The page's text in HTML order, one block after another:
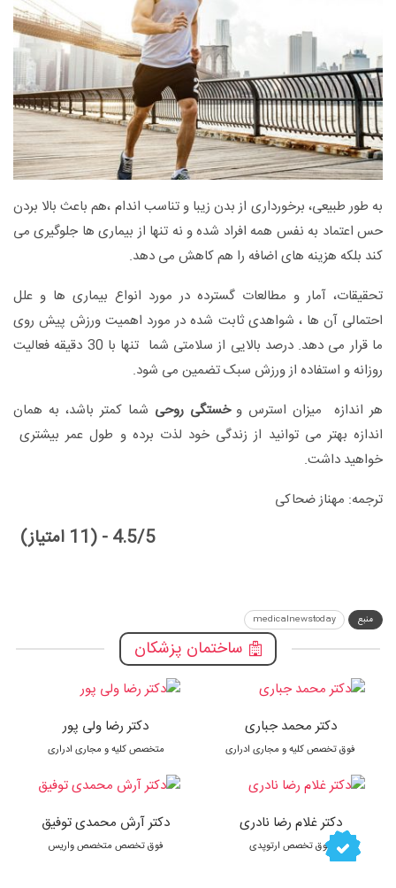
به طور طبیعی، برخورداری از بدن زیبا و تناسب اندام ،هم باعث بالا بردن
حس اعتماد به نفس همه افراد شده و نه تنها از بیماری ها جلوگیری می
کند بلکه هزینه های اضافه را هم کاهش می دهد.
تحقیقات، آمار و مطالعات گسترده در مورد انواع بیماری ها و علل
احتمالی آن ها ، شواهدی ثابت شده در مورد اهمیت ورزش پیش روی
ما قرار می دهد. درصد بالایی از سلامتی شما تنها با 30 دقیقه فعالیت
روزانه و استفاده از ورزش سبک تضمین می شود.
هر اندازه میزان استرس وخستگی روحی شما کمتر باشد، به همان
اندازه بهتر می توانید از زندگی خود لذت برده و طول عمر بیشتری
خواهید داشت.
ترجمه: مهناز ضحاکی
4.5/5 - (11 امتیاز)
منبع medicalnewstoday
ساختمان پزشکان
دکتر محمد جباری
فوق تخصص کلیه و مجاری ادراری
دکتر غلام رضا نادری
فوق تخصص ارتوپدی
دکتر رضا ولی پور
متخصص کلیه و مجاری ادراری
دکتر آرش محمدی توفیق
فوق تخصص متخصص واریس